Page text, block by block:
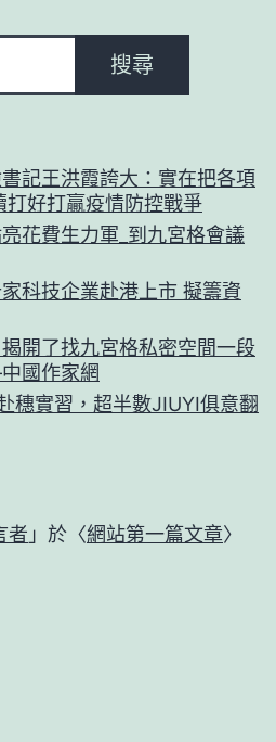
搜尋
記王洪霞誇大：實在把各項
打好打贏疫情防控戰爭
花費生力軍_到九宮格會議
科技企業赴港上市 擬籌資
開了找九宮格私密空間一段
國作家網
穗實習，超半數JIUYI俱意翻
者 」於〈網站第一篇文章〉